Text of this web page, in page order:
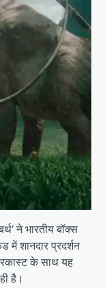
ने भारतीय बॉक्स
शानदार प्रदर्शन
के साथ यह
है।